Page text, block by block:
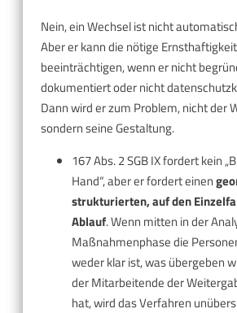
Nein, ein Wechsel ist nicht
Aber er kann die nötige
beeinträchtigen, wenn er nicht
dokumentiert oder nicht
Dann wird er zum Problem, nicht der
sondern seine Gestaltung.
167 Abs. 2 SGB IX fordert kein
Hand“, aber er fordert einen
strukturierten, auf den
Ablauf. Wenn mitten in der
Maßnahmenphase die
weder klar ist, was übergeben
der Mitarbeitende der
hat, wird das Verfahren